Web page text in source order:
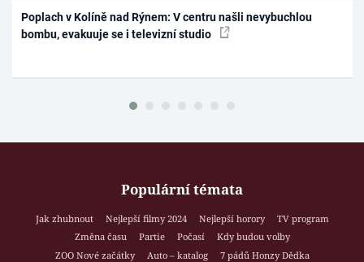
Poplach v Kolíně nad Rýnem: V centru našli nevybuchlou
bombu, evakuuje se i televizní studio
Populární témata
Jak zhubnout Nejlepší filmy 2024 Nejlepší horory
TV program
Změna času
Partie Počasí
Kdy budou volby
ZOO Nové začátky
Auto – katalog
7 pádů Honzy Dědka